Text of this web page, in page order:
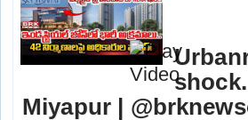
Miyapur |